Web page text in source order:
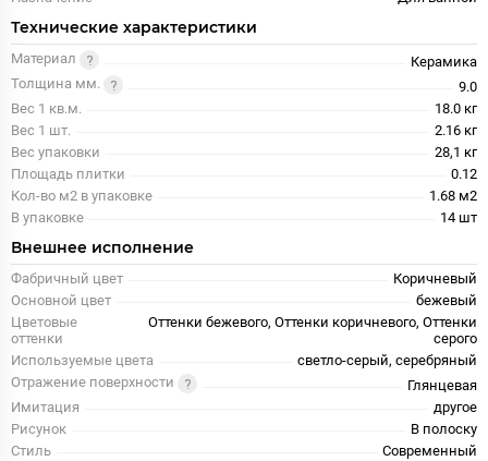
Технические характеристики
Материал
Керамика
Толщина мм.
9.0
Вес 1 кв.м.
18.0 кг
Вес 1 шт.
2.16 кг
Вес упаковки
28,1 кг
Площадь плитки
0.12
Кол-во м2 в упаковке
1.68 м2
В упаковке
14 шт
Внешнее исполнение
Фабричный цвет
Коричневый
Основной цвет
бежевый
Цветовые
оттенки
Оттенки бежевого, Оттенки коричневого, Оттенки
серого
Используемые цвета
светло-серый, серебряный
Отражение поверхности
Глянцевая
Имитация
другое
Рисунок
В полоску
Стиль
Современный